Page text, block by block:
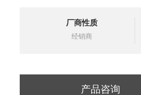
厂商性质
经销商
产品咨询